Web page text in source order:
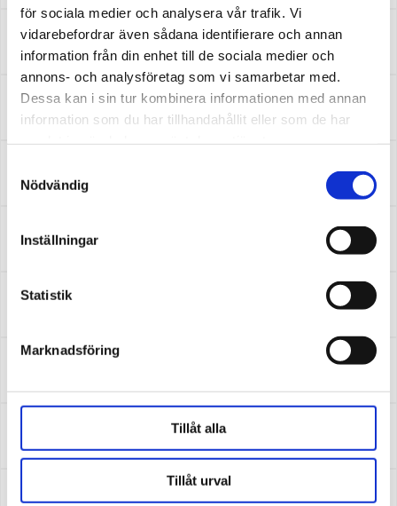
för sociala medier och analysera vår trafik. Vi
vidarebefordrar även sådana identifierare och annan
information från din enhet till de sociala medier och
annons- och analysföretag som vi samarbetar med.
Dessa kan i sin tur kombinera informationen med annan
information som du har tillhandahållit eller som de har
Nödvändig
Inställningar
Statistik
Marknadsföring
Tillåt alla
Tillåt urval
Lidköping
butiker
Linköping
butiker
butiker
butiker
Märsta
Mjölby
butiker